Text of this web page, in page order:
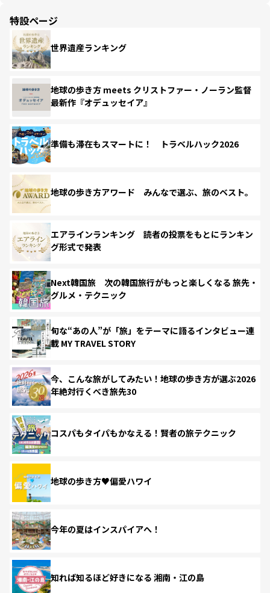
特設ページ
世界遺産ランキング
地球の歩き方 meets クリストファー・ノーラン監督
最新作『オデュッセイア』
準備も滞在もスマートに！ トラベルハック2026
地球の歩き方アワード みんなで選ぶ、旅のベスト。
エアラインランキング 読者の投票をもとにランキン
グ形式で発表
Next韓国旅 次の韓国旅行がもっと楽しくなる 旅先・
グルメ・テクニック
旬な“あの人”が「旅」をテーマに語るインタビュー連
載 MY TRAVEL STORY
今、こんな旅がしてみたい！地球の歩き方が選ぶ2026
年絶対行くべき旅先30
コスパもタイパもかなえる！賢者の旅テクニック
地球の歩き方♥偏愛ハワイ
今年の夏はインスパイアへ！
知れば知るほど好きになる 湘南・江の島